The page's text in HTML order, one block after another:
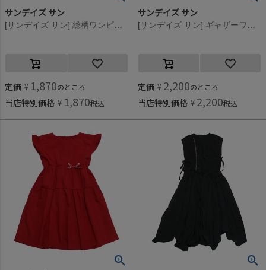
サンデイズ サン
定価 ¥ 1,870のところ
当店特別価格 ¥ 1,870税込
サンデイズ サン
定価 ¥ 2,200のところ
当店特別価格 ¥ 2,200税込